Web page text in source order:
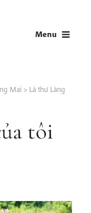
Menu
Mai > Lá thư Làng
tôi